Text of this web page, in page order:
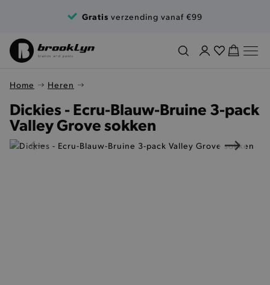
Gratis verzending vanaf €99
Home Heren
Dickies - Ecru-Blauw-Bruine 3-pack
Valley Grove sokken